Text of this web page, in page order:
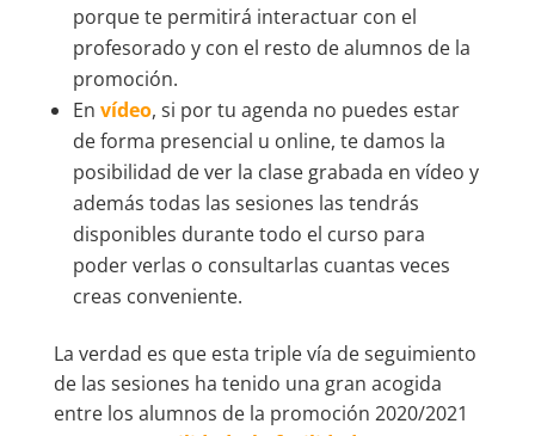
porque te permitirá interactuar con el
profesorado y con el resto de alumnos de la
promoción.
En vídeo, si por tu agenda no puedes estar
de forma presencial u online, te damos la
posibilidad de ver la clase grabada en vídeo y
además todas las sesiones las tendrás
disponibles durante todo el curso para
poder verlas o consultarlas cuantas veces
creas conveniente.
La verdad es que esta triple vía de seguimiento
de las sesiones ha tenido una gran acogida
entre los alumnos de la promoción 2020/2021